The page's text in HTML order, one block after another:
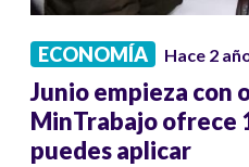
ECONOMÍA Hace 2
Junio empieza con
MinTrabajo ofrece
puedes aplicar